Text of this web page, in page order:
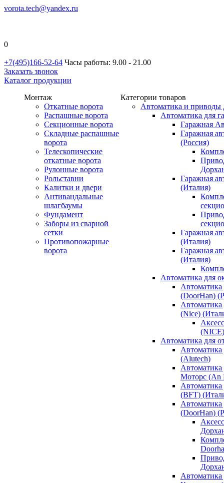
vorota.tech@yandex.ru
0
+7(495)166-52-64 Часы работы: 9.00 - 21.00
Заказать звонок
Каталог продукции
Монтаж
Откатные ворота
Распашные ворота
Секционные ворота
Складные распашные
ворота
Телескопические
откатные ворота
Рулонные ворота
Рольставни
Калитки и двери
Антивандальные
шлагбаумы
Фундамент
Заборы из сварной
сетки
Противопожарные
ворота
Категории товаров
Автоматика и приводы
Автоматика для
Гаражная
Гаражная
(Россия)
Гаражная
(Италия)
Гаражная
(Италия)
Гаражная
(Италия)
Автоматика для
Автоматика
(DoorHan)
Автоматика
(Nice)
(NICE)
Автоматика для
(Alutech)
Моторс (An
(BFT)
Автоматика
(DoorHan)
Автоматика